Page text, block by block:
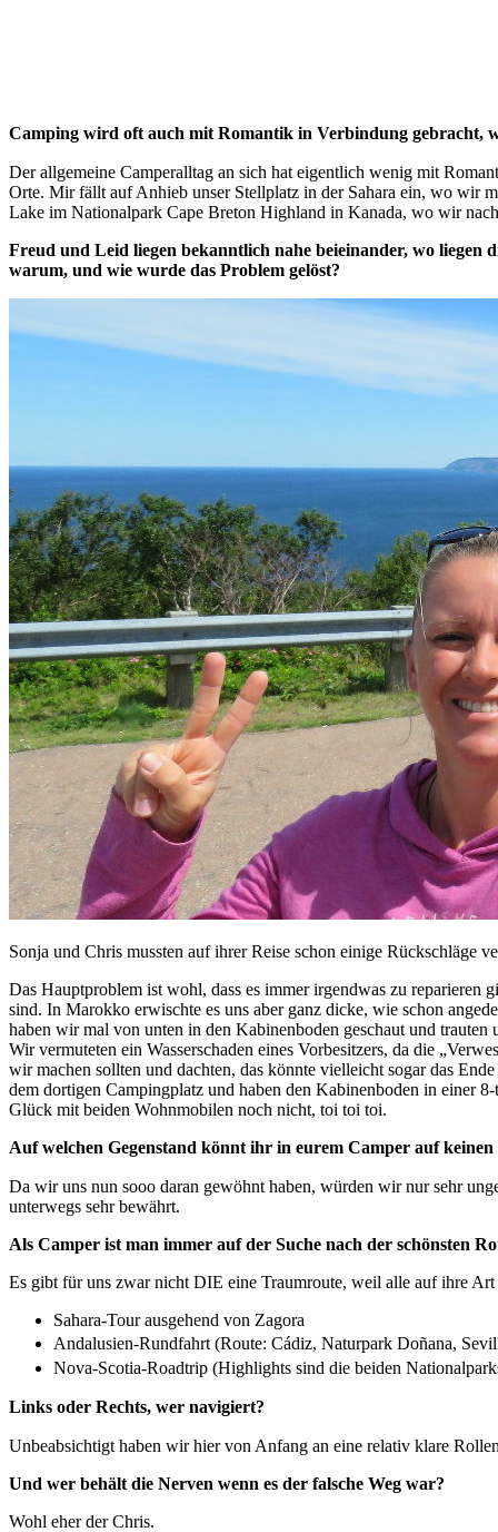
Camping wird oft auch mit Romantik in Verbindung gebracht,
Der allgemeine Camperalltag an sich hat eigentlich wenig mit
Orte. Mir fällt auf Anhieb unser Stellplatz in der Sahara ein, wo wir
Lake im Nationalpark Cape Breton Highland in Kanada, wo wir
Freud und Leid liegen bekanntlich nahe beieinander, wo liegen
warum, und wie wurde das Problem gelöst?
Sonja und Chris mussten auf ihrer Reise schon einige Rückschläge
Das Hauptproblem ist wohl, dass es immer irgendwas zu reparieren
sind. In Marokko erwischte es uns aber ganz dicke, wie schon
haben wir mal von unten in den Kabinenboden geschaut und
Wir vermuteten ein Wasserschaden eines Vorbesitzers, da die
wir machen sollten und dachten, das könnte vielleicht sogar das
dem dortigen Campingplatz und haben den Kabinenboden in einer
Glück mit beiden Wohnmobilen noch nicht, toi toi toi.
Auf welchen Gegenstand könnt ihr in eurem Camper auf
Da wir uns nun sooo daran gewöhnt haben, würden wir nur sehr
unterwegs sehr bewährt.
Als Camper ist man immer auf der Suche nach der schönsten
Es gibt für uns zwar nicht DIE eine Traumroute, weil alle auf ihre
Sahara-Tour ausgehend von Zagora
Andalusien-Rundfahrt (Route: Cádiz, Naturpark Doñana,
Nova-Scotia-Roadtrip (Highlights sind die beiden
Links oder Rechts, wer navigiert?
Unbeabsichtigt haben wir hier von Anfang an eine relativ klare
Und wer behält die Nerven wenn es der falsche Weg war?
Wohl eher der Chris.